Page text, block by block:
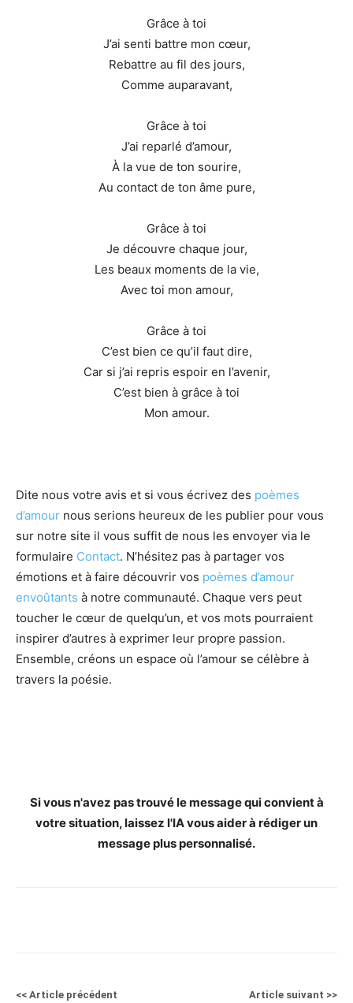
Grâce à toi
J’ai senti battre mon cœur,
Rebattre au fil des jours,
Comme auparavant,
Grâce à toi
J’ai reparlé d’amour,
À la vue de ton sourire,
Au contact de ton âme pure,
Grâce à toi
Je découvre chaque jour,
Les beaux moments de la vie,
Avec toi mon amour,
Grâce à toi
C’est bien ce qu’il faut dire,
Car si j’ai repris espoir en l’avenir,
C’est bien à grâce à toi
Mon amour.
Dite nous votre avis et si vous écrivez des poèmes
d’amour nous serions heureux de les publier pour vous
sur notre site il vous suffit de nous les envoyer via le
formulaire Contact. N’hésitez pas à partager vos
émotions et à faire découvrir vos poèmes d’amour
envoûtants à notre communauté. Chaque vers peut
toucher le cœur de quelqu’un, et vos mots pourraient
inspirer d’autres à exprimer leur propre passion.
Ensemble, créons un espace où l’amour se célèbre à
travers la poésie.
Si vous n'avez pas trouvé le message qui convient à
votre situation, laissez l'IA vous aider à rédiger un
message plus personnalisé.
<< Article précédent Article suivant >>